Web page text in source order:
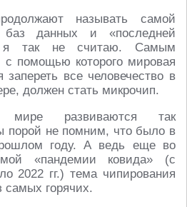
называть самой
баз данных и «последней
я так не считаю. Самым
помощью которого мировая
запереть все человечество в
должен стать микрочип.
развиваются так
порой не помним, что было в
году. А ведь еще во
«пандемии ковида» (с
2022 гг.) тема чипирования
горячих.